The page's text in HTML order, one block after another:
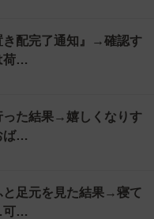
き配完了通知』→確認す
荷…
った結果→嬉しくなりす
ば…
と足元を見た結果→寝て
可…